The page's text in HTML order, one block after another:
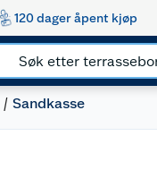
120 dager åpent kjøp
Sandkasse